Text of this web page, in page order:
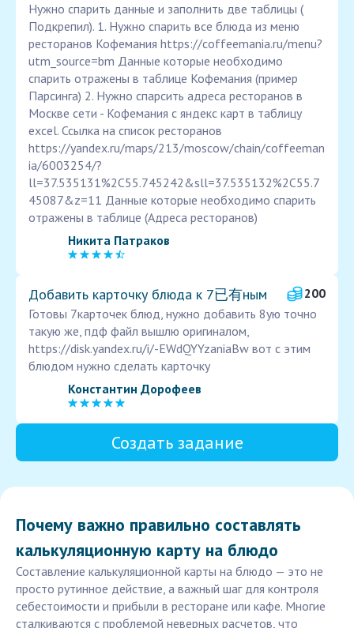
Нужно спарить данные и заполнить две таблицы (
Подкрепил). 1. Нужно спарить все блюда из меню
ресторанов Кофемания https://coffeemania.ru/menu?
utm_source=bm Данные которые необходимо
спарить отражены в таблице Кофемания (пример
Парсинга) 2. Нужно спарсить адреса ресторанов в
Москве сети - Кофемания с яндекс карт в таблицу
excel. Ссылка на список ресторанов
https://yandex.ru/maps/213/moscow/chain/coffeeman
ia/6003254/?
ll=37.535131%2C55.745242&sll=37.535132%2C55.7
45087&z=11 Данные которые необходимо спарить
отражены в таблице (Адреса ресторанов)
Никита Патраков
Добавить карточку блюда к 7已有ным
200
Готовы 7карточек блюд, нужно добавить 8ую точно
такую же, пдф файл вышлю оригиналом,
https://disk.yandex.ru/i/-EWdQYYzaniaBw вот с этим
блюдом нужно сделать карточку
Константин Дорофеев
Создать задание
Почему важно правильно составлять
калькуляционную карту на блюдо
Составление калькуляционной карты на блюдо — это не
просто рутинное действие, а важный шаг для контроля
себестоимости и прибыли в ресторане или кафе. Многие
сталкиваются с проблемой неверных расчетов, что